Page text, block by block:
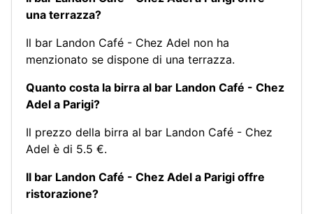
una terrazza?
Il bar Landon Café - Chez Adel non ha
menzionato se dispone di una terrazza.
Quanto costa la birra al bar Landon Café - Chez
Adel a Parigi?
Il prezzo della birra al bar Landon Café - Chez
Adel è di 5.5 €.
Il bar Landon Café - Chez Adel a Parigi offre
ristorazione?